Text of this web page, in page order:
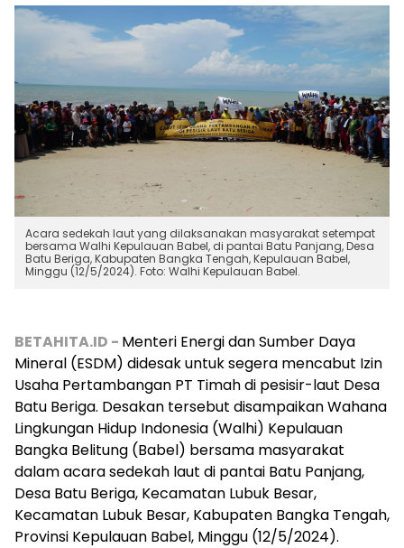
Acara sedekah laut yang dilaksanakan masyarakat setempat
bersama Walhi Kepulauan Babel, di pantai Batu Panjang, Desa
Batu Beriga, Kabupaten Bangka Tengah, Kepulauan Babel,
Minggu (12/5/2024). Foto: Walhi Kepulauan Babel.
BETAHITA.ID - Menteri Energi dan Sumber Daya
Mineral (ESDM) didesak untuk segera mencabut Izin
Usaha Pertambangan PT Timah di pesisir-laut Desa
Batu Beriga. Desakan tersebut disampaikan Wahana
Lingkungan Hidup Indonesia (Walhi) Kepulauan
Bangka Belitung (Babel) bersama masyarakat
dalam acara sedekah laut di pantai Batu Panjang,
Desa Batu Beriga, Kecamatan Lubuk Besar,
Kecamatan Lubuk Besar, Kabupaten Bangka Tengah,
Provinsi Kepulauan Babel, Minggu (12/5/2024).